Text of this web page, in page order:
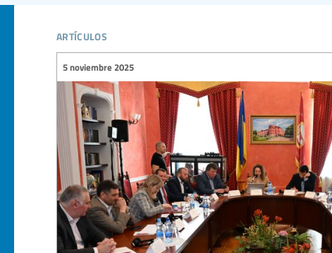
artículos
5 noviembre 2025